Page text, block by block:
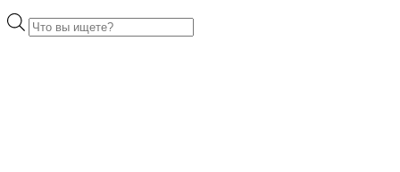
Поиск
товаров